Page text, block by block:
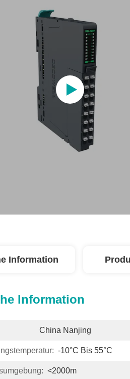
Information
Information
China Nanjing
-10°C Bis 55°C
<2000m